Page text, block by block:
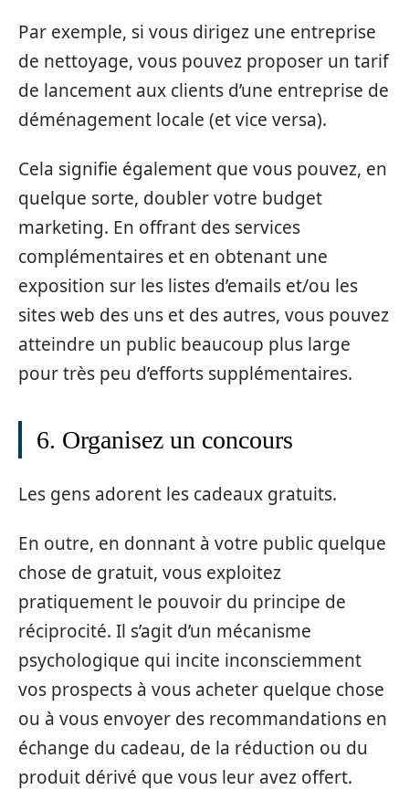
Par exemple, si vous dirigez une entreprise
de nettoyage, vous pouvez proposer un tarif
de lancement aux clients d’une entreprise de
déménagement locale (et vice versa).
Cela signifie également que vous pouvez, en
quelque sorte, doubler votre budget
marketing. En offrant des services
complémentaires et en obtenant une
exposition sur les listes d’emails et/ou les
sites web des uns et des autres, vous pouvez
atteindre un public beaucoup plus large
pour très peu d’efforts supplémentaires.
6. Organisez un concours
Les gens adorent les cadeaux gratuits.
En outre, en donnant à votre public quelque
chose de gratuit, vous exploitez
pratiquement le pouvoir du principe de
réciprocité. Il s’agit d’un mécanisme
psychologique qui incite inconsciemment
vos prospects à vous acheter quelque chose
ou à vous envoyer des recommandations en
échange du cadeau, de la réduction ou du
produit dérivé que vous leur avez offert.